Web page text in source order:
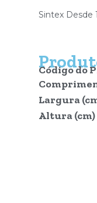
Sintex Desde
Código do
Largura
Altura (cm)